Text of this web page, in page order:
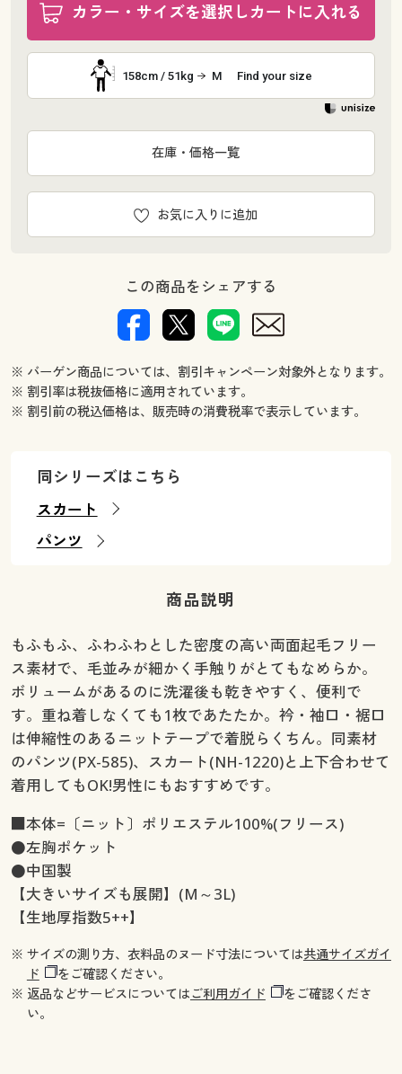
カラー・サイズを選択しカートに入れる
158cm / 51kg M Find your size
お気に入りに追加
在庫・価格一覧
この商品をシェアする
※ バーゲン商品については、割引キャンペーン対象外となります。
※ 割引率は税抜価格に適用されています。
※ 割引前の税込価格は、販売時の消費税率で表示しています。
同シリーズはこちら
スカート
パンツ
商品説明
もふもふ、ふわふわとした密度の高い両面起毛フリー
ス素材で、毛並みが細かく手触りがとてもなめらか。
ボリュームがあるのに洗濯後も乾きやすく、便利で
す。重ね着しなくても1枚であたたか。衿・袖口・裾口
は伸縮性のあるニットテープで着脱らくちん。同素材
のパンツ(PX-585)、スカート(NH-1220)と上下合わせて
着用してもOK!男性にもおすすめです。
■本体=〔ニット〕ポリエステル100%(フリース)
●左胸ポケット
●中国製
【大きいサイズも展開】(M～3L)
【生地厚指数5++】
※ サイズの測り方、衣料品のヌード寸法については共通サイズガイ
ド
をご確認ください。
※ 返品などサービスについてはご利用ガイド
をご確認くださ
い。